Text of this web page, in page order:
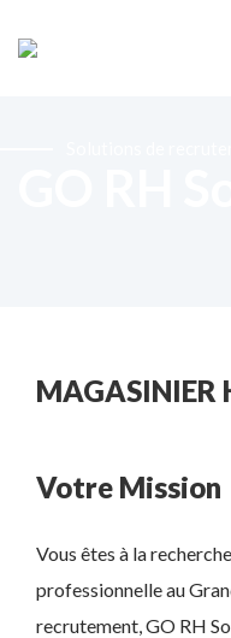
MAGASINIER
Votre Mission
Vous êtes à la
professionnelle au
recrutement, GO RH